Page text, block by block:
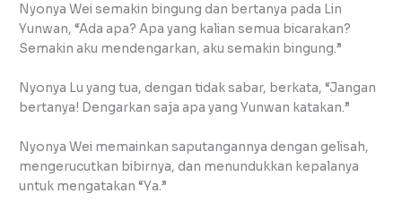
Nyonya Wei semakin bingung dan bertanya pada Lin
Yunwan, “Ada apa? Apa yang kalian semua bicarakan?
Semakin aku mendengarkan, aku semakin bingung.”
Nyonya Lu yang tua, dengan tidak sabar, berkata, “Jangan
bertanya! Dengarkan saja apa yang Yunwan katakan.”
Nyonya Wei memainkan saputangannya dengan gelisah,
mengerucutkan bibirnya, dan menundukkan kepalanya
untuk mengatakan “Ya.”